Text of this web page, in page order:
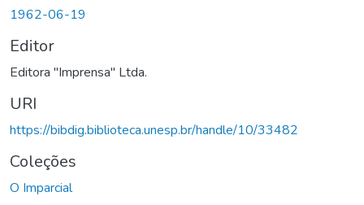
1962-06-19
Editor
Editora "Imprensa" Ltda.
URI
https://bibdig.biblioteca.unesp.br/handle/10/33482
Coleções
O Imparcial